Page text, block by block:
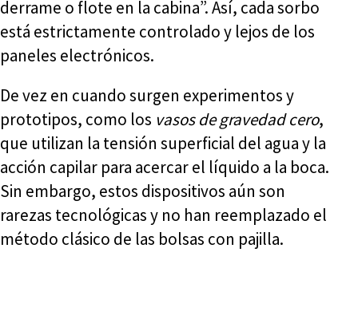
derrame o flote en la cabina”. Así, cada sorbo
está estrictamente controlado y lejos de los
paneles electrónicos.
De vez en cuando surgen experimentos y
prototipos, como los vasos de gravedad cero,
que utilizan la tensión superficial del agua y la
acción capilar para acercar el líquido a la boca.
Sin embargo, estos dispositivos aún son
rarezas tecnológicas y no han reemplazado el
método clásico de las bolsas con pajilla.